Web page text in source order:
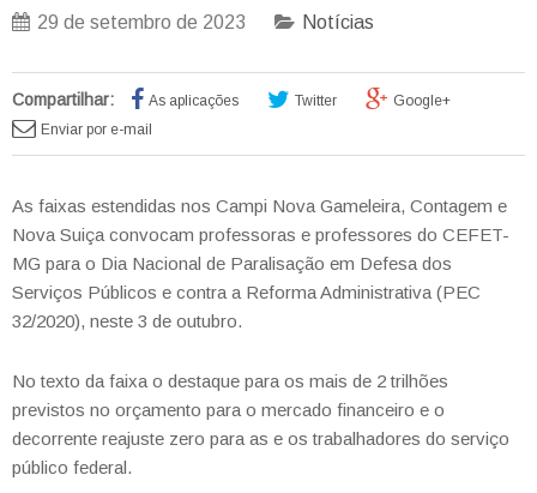
29 de setembro de 2023 Notícias
Compartilhar: As aplicações Twitter
Google+
Enviar por e-mail
As faixas estendidas nos Campi Nova Gameleira, Contagem e
Nova Suiça convocam professoras e professores do CEFET-
MG para o Dia Nacional de Paralisação em Defesa dos
Serviços Públicos e contra a Reforma Administrativa (PEC
32/2020), neste 3 de outubro.
No texto da faixa o destaque para os mais de 2 trilhões
previstos no orçamento para o mercado financeiro e o
decorrente reajuste zero para as e os trabalhadores do serviço
público federal.